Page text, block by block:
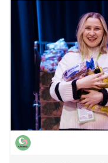
yli 30 kaupungin ja
kotimainen Commu
mukana jo yli
antamassa
hyviä tekoja.